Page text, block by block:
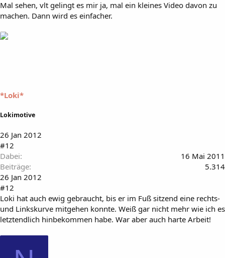
Mal sehen, vlt gelingt es mir ja, mal ein kleines Video davon zu
machen. Dann wird es einfacher.
*Loki*
Lokimotive
26 Jan 2012
#12
Dabei
16 Mai 2011
Beiträge
5.314
26 Jan 2012
#12
Loki hat auch ewig gebraucht, bis er im Fuß sitzend eine rechts-
und Linkskurve mitgehen konnte. Weiß gar nicht mehr wie ich es
letztendlich hinbekommen habe. War aber auch harte Arbeit!